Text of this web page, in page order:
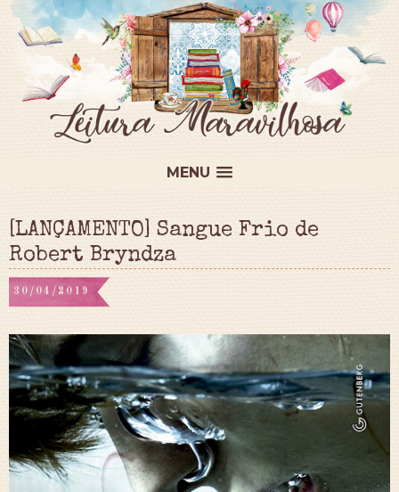
MENU
[LANÇAMENTO] Sangue Frio de
Robert Bryndza
30/04/2019